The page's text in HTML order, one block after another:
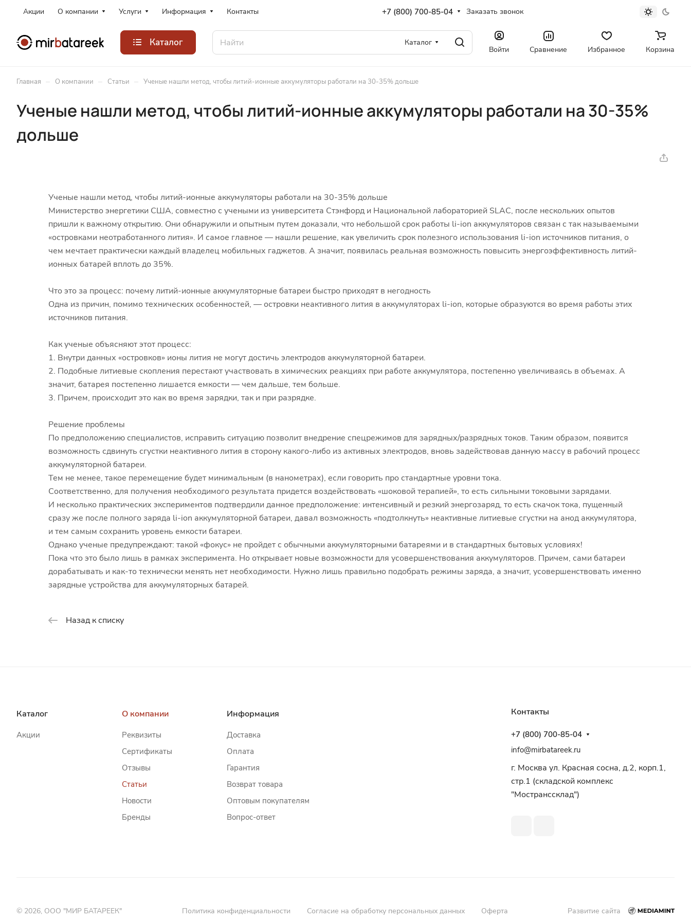
Акции О компании Услуги Информация Контакты +7 (800) 700-85-04 Заказать звонок
Каталог Каталог
Войти Сравнение Избранное Корзина
Главная – О компании – Статьи – Ученые нашли метод, чтобы литий-ионные аккумуляторы работали на 30-35% дольше
Ученые нашли метод, чтобы литий-ионные аккумуляторы работали на 30-35%
дольше
Ученые нашли метод, чтобы литий-ионные аккумуляторы работали на 30-35% дольше
Министерство энергетики США, совместно с учеными из университета Стэнфорд и Национальной лабораторией SLAC, после нескольких опытов
пришли к важному открытию. Они обнаружили и опытным путем доказали, что небольшой срок работы li-ion аккумуляторов связан с так называемыми
«островками неотработанного лития». И самое главное — нашли решение, как увеличить срок полезного использования li-ion источников питания, о
чем мечтает практически каждый владелец мобильных гаджетов. А значит, появилась реальная возможность повысить энергоэффективность литий-
ионных батарей вплоть до 35%.
Что это за процесс: почему литий-ионные аккумуляторные батареи быстро приходят в негодность
Одна из причин, помимо технических особенностей, — островки неактивного лития в аккумуляторах li-ion, которые образуются во время работы этих
источников питания.
Как ученые объясняют этот процесс:
1. Внутри данных «островков» ионы лития не могут достичь электродов аккумуляторной батареи.
2. Подобные литиевые скопления перестают участвовать в химических реакциях при работе аккумулятора, постепенно увеличиваясь в объемах. А
значит, батарея постепенно лишается емкости — чем дальше, тем больше.
3. Причем, происходит это как во время зарядки, так и при разрядке.
Решение проблемы
По предположению специалистов, исправить ситуацию позволит внедрение спецрежимов для зарядных/разрядных токов. Таким образом, появится
возможность сдвинуть сгустки неактивного лития в сторону какого-либо из активных электродов, вновь задействовав данную массу в рабочий процесс
аккумуляторной батареи.
Тем не менее, такое перемещение будет минимальным (в нанометрах), если говорить про стандартные уровни тока.
Соответственно, для получения необходимого результата придется воздействовать «шоковой терапией», то есть сильными токовыми зарядами.
И несколько практических экспериментов подтвердили данное предположение: интенсивный и резкий энергозаряд, то есть скачок тока, пущенный
сразу же после полного заряда li-ion аккумуляторной батареи, давал возможность «подтолкнуть» неактивные литиевые сгустки на анод аккумулятора,
и тем самым сохранить уровень емкости батареи.
Однако ученые предупреждают: такой «фокус» не пройдет с обычными аккумуляторными батареями и в стандартных бытовых условиях!
Пока что это было лишь в рамках эксперимента. Но открывает новые возможности для усовершенствования аккумуляторов. Причем, сами батареи
дорабатывать и как-то технически менять нет необходимости. Нужно лишь правильно подобрать режимы заряда, а значит, усовершенствовать именно
зарядные устройства для аккумуляторных батарей.
Назад к списку
Каталог
Акции
О компании
Реквизиты
Сертификаты
Отзывы
Статьи
Новости
Бренды
Информация
Доставка
Оплата
Гарантия
Возврат товара
Оптовым покупателям
Вопрос-ответ
Контакты
+7 (800) 700-85-04
info@mirbatareek.ru
г. Москва ул. Красная сосна, д.2, корп.1,
стр.1 (складской комплекс
"Мостранссклад")
© 2026, ООО "МИР БАТАРЕЕК" Политика конфиденциальности Согласие на обработку персональных данных Оферта Развитие сайта